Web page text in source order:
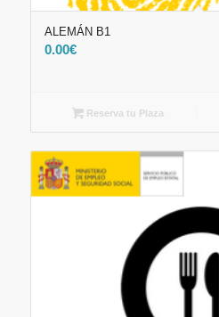
ALEMÁN B1
0.00€
Reserva tu Plaza